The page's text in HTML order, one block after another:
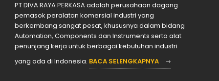
PT DIVA RAYA PERKASA adalah perusahaan dagang
pemasok peralatan komersial industri yang
berkembang sangat pesat, khususnya dalam bidang
Automation, Components dan Instruments serta alat
penunjang kerja untuk berbagai kebutuhan industri
yang ada di Indonesia. BACA SELENGKAPNYA